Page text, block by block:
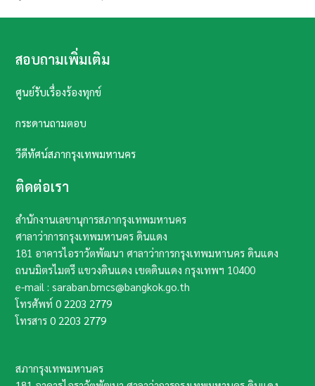
สอบถามเพิ่มเติม
ศูนย์รับเรื่องร้องทุกข์
กระดานถามตอบ
วีดีทัศน์สภากรุงเทพมหานคร
ติดต่อเรา
สำนักงานเลขานุการสภากรุงเทพมหานคร
ศาลาว่าการกรุงเทพมหานคร ดินแดง
181 อาคารไอราวัตพัฒนา ศาลาว่าการกรุงเทพมหานคร ดินแดง
ถนนมิตรไมตรี แขวงดินแดง เขตดินแดง กรุงเทพฯ​ 10400​
e-mail : saraban.bmcs@bangkok.go.th
โทรศัพท์0 2203 2779
โทรสาร0 2203 2779
สภากรุงเทพมหานคร